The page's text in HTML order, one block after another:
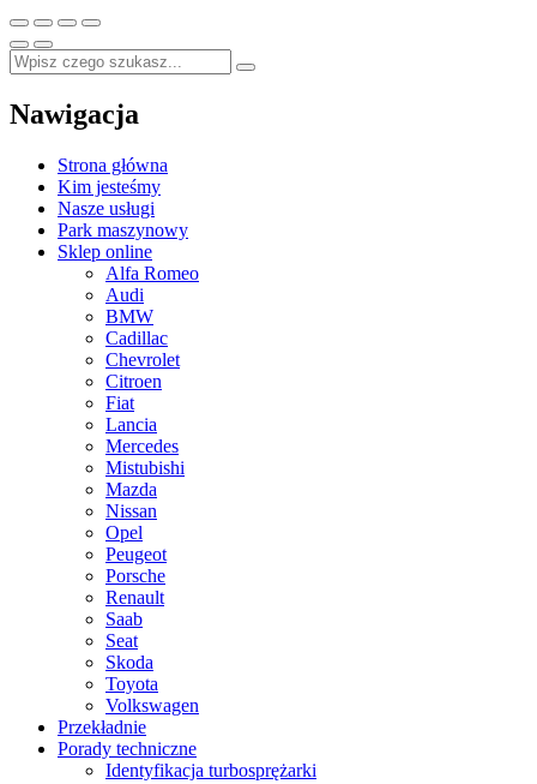
Nawigacja
Strona główna
Kim jesteśmy
Nasze usługi
Park maszynowy
Sklep online
Alfa Romeo
Audi
BMW
Cadillac
Chevrolet
Citroen
Fiat
Lancia
Mercedes
Mistubishi
Mazda
Nissan
Opel
Peugeot
Porsche
Renault
Saab
Seat
Skoda
Toyota
Volkswagen
Przekładnie
Porady techniczne
Identyfikacja turbosprężarki